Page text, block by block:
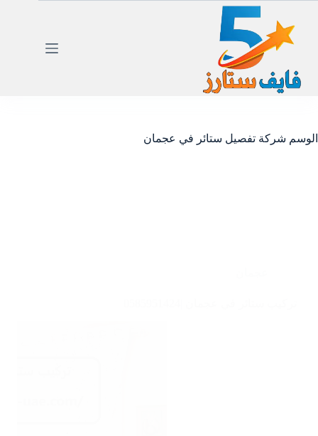
المحتوى
الوسم شركة تفصيل ستائر في عجمان